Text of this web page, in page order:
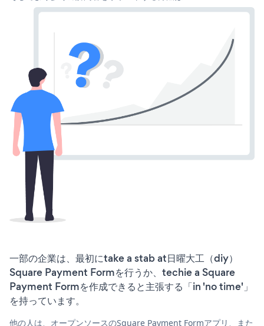
一部の企業は、最初にtake a stab at日曜大工（diy）
Square Payment Formを行うか、techie a Square
Payment Formを作成できると主張する「in 'no time'」
を持っています。
他の人は、オープンソースのSquare Payment Formアプリ、また